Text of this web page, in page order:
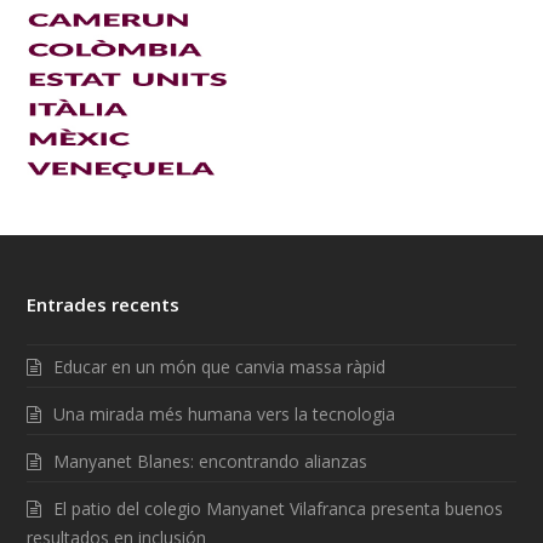
Entrades recents
Educar en un món que canvia massa ràpid
Una mirada més humana vers la tecnologia
Manyanet Blanes: encontrando alianzas
El patio del colegio Manyanet Vilafranca presenta buenos
resultados en inclusión